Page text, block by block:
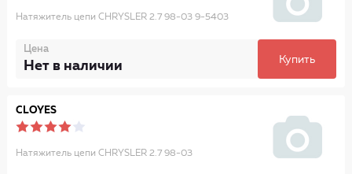
Натяжитель цепи CHRYSLER 2.7 98-03 9-5403
Цена
Нет в наличии Купить
CLOYES
Натяжитель цепи CHRYSLER 2.7 98-03